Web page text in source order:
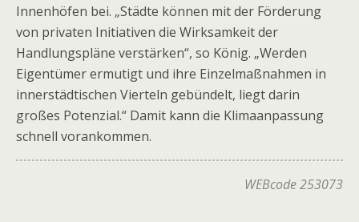
Innenhöfen bei. „Städte können mit der Förderung
von privaten Initiativen die Wirksamkeit der
Handlungspläne verstärken“, so König. „Werden
Eigentümer ermutigt und ihre Einzelmaßnahmen in
innerstädtischen Vierteln gebündelt, liegt darin
großes Potenzial.“ Damit kann die Klimaanpassung
schnell vorankommen.
WEBcode 253073